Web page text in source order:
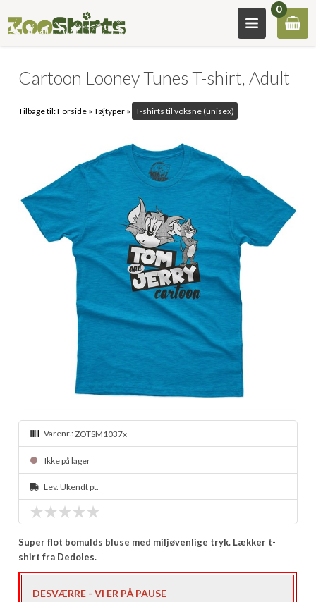
0
Cartoon Looney Tunes T-shirt, Adult
Tilbage til:Forside »Tøjtyper » T-shirts til voksne (unisex)
Varenr.:ZOTSM1037x
Ikke på lager
Lev. Ukendt pt.
Super flot bomulds bluse med miljøvenlige tryk. Lækker t-
shirt fra Dedoles.
DESVÆRRE - VI ER PÅ PAUSE